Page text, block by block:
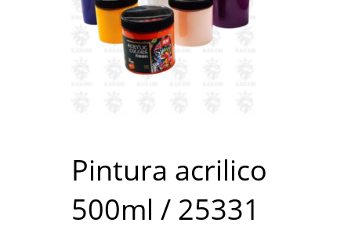
Pintura acrilico
500ml / 25331